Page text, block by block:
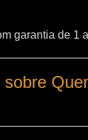
garantia de 1